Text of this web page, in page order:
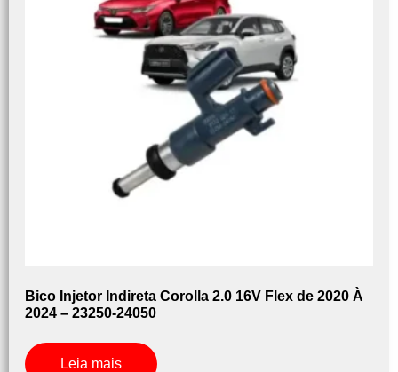
Bico Injetor Indireta Corolla 2.0 16V Flex de 2020 À
2024 – 23250-24050
Leia mais